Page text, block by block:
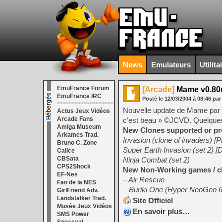
News Emulateurs
EmuFrance Forum
EmuFrance IRC
===================
Actus Jeux Vidéos
Arcade Fans
Amiga Museum
Arkames Trad.
Bruno C. Zone
Calice
CBSata
CPS2Shock
EF-Nes
Fan de la NES
GirlFriend Adv.
Landstalker Trad.
Musée Jeux Vidéos
SMS Power
[Arcade] Mame
Posté le 12/03/2004 à 08:46 par
Nouvelle update de Mame
c’est beau » ©JCVD.
New Clones supported or
Invasion (clone of invaders)
Super Earth Invasion (set 2)
Ninja Combat (set 2)
New Non-Working games /
– Air Rescue
– Buriki One (Hyper NeoGeo
Site Officiel
En savoir plus…